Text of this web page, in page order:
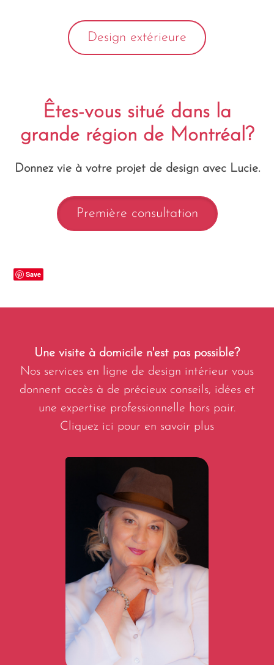
Design extérieure
Êtes-vous situé dans la
grande région de Montréal?
Donnez vie à votre projet de design avec Lucie.
Première consultation
Save
Une visite à domicile n'est pas possible?
Nos services en ligne de design intérieur vous
donnent accès à de précieux conseils, idées et
une expertise professionnelle hors pair.
Cliquez ici pour en savoir plus